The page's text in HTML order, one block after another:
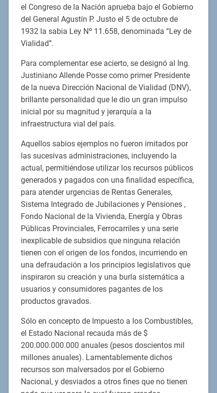
el Congreso de la Nación aprueba bajo el Gobierno
del General Agustín P. Justo el 5 de octubre de
1932 la sabia Ley Nº 11.658, denominada “Ley de
Vialidad”.
Para complementar ese acierto, se designó al Ing.
Justiniano Allende Posse como primer Presidente
de la nueva Dirección Nacional de Vialidad (DNV),
brillante personalidad que le dio un gran impulso
inicial por su magnitud y jerarquía a la
infraestructura vial del país.
Aquellos sabios ejemplos no fueron imitados por
las sucesivas administraciones, incluyendo la
actual, permitiéndose utilizar los recursos públicos
generados y pagados con una finalidad específica,
para atender urgencias de Rentas Generales,
Sistema Integrado de Jubilaciones y Pensiones ,
Fondo Nacional de la Vivienda, Energía y Obras
Públicas Provinciales, Ferrocarriles y una serie
inexplicable de subsidios que ninguna relación
tienen con el origen de los fondos, incurriendo en
una defraudación a los principios legislativos que
inspiraron su creación y una burla sistemática a
usuarios y consumidores pagantes de los
productos gravados.
Sólo en concepto de Impuesto a los Combustibles,
el Estado Nacional recauda más de $
200.000.000.000 anuales (pesos doscientos mil
millones anuales). Lamentablemente dichos
recursos son malversados por el Gobierno
Nacional, y desviados a otros fines que no tienen